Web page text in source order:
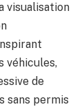
visualisation
véhicules,
de
sans permis